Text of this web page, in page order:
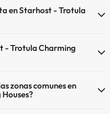
en Starhost - Trotula
- Trotula Charming
zonas comunes en